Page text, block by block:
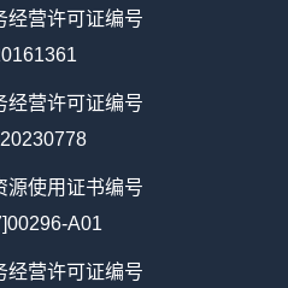
经营许可证编号
经营许可证编号
源使用证书编号
A01
经营许可证编号